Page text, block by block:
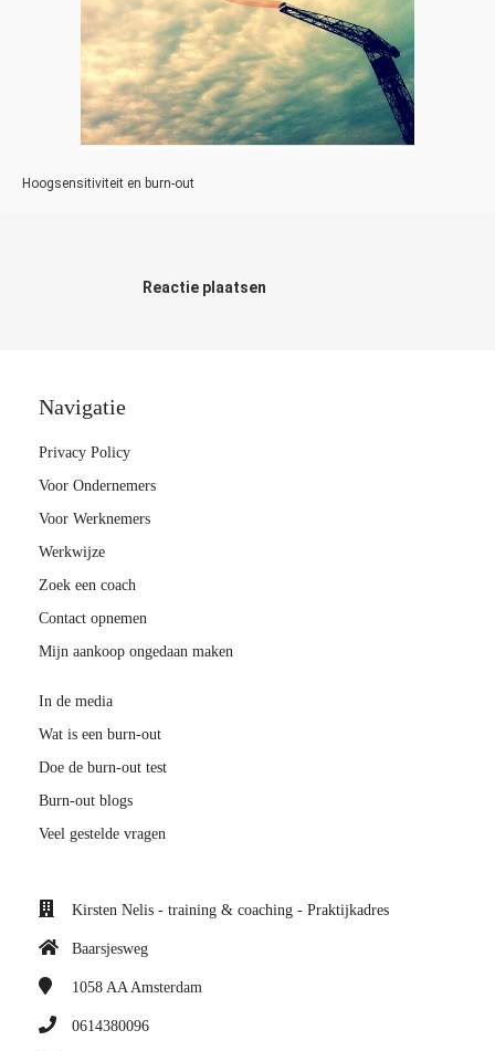
Hoogsensitiviteit en burn-out
Reactie plaatsen
Navigatie
Privacy Policy
Voor Ondernemers
Voor Werknemers
Werkwijze
Zoek een coach
Contact opnemen
Mijn aankoop ongedaan maken
In de media
Wat is een burn-out
Doe de burn-out test
Burn-out blogs
Veel gestelde vragen
Kirsten Nelis - training & coaching - Praktijkadres
Baarsjesweg
1058 AAAmsterdam
0614380096